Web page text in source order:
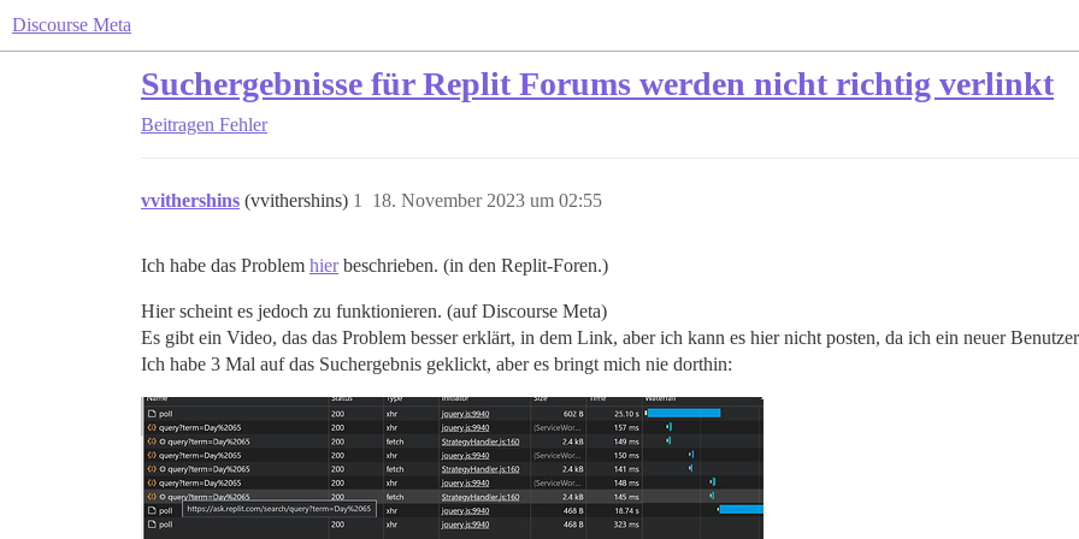
Discourse Meta
Suchergebnisse für Replit Forums werden nicht richtig verlinkt
Beitragen Fehler
vvithershins (vvithershins) 18. November 2023 um 02:55
1
Ich habe das Problem hierbeschrieben. (in den Replit-Foren.)
Hier scheint es jedoch zu funktionieren. (auf Discourse Meta)
Es gibt ein Video, das das Problem besser erklärt, in dem Link, aber ich kann es hier nicht posten, da ich ein neuer
Ich habe 3 Mal auf das Suchergebnis geklickt, aber es bringt mich nie dorthin: